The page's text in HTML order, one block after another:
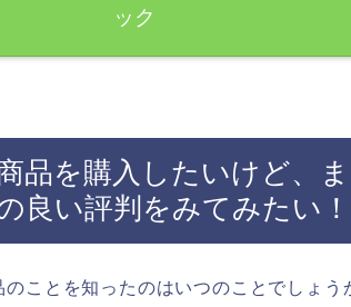
ック
品を購入したいけど、
良い評判をみてみたい！
ことを知ったのはいつのことでしょう